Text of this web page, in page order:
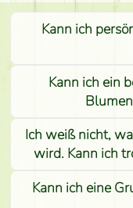
Kann ich
Kann ich ein
Ich weiß nicht,
wird. Kann ich
Kann ich eine